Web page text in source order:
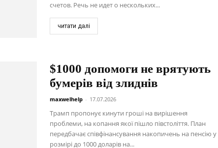
счетов. Речь не идет о нескольких...
читати далі
$1000 допомоги не врятують
бумерів від злиднів
maxwelhelp - 17.07.2026
Трамп пропонує кинути гроші на вирішення
проблеми, на копання якої пішло півстоліття. План
передбачає співфінансування накопичень на пенсію у
розмірі до 1000 доларів на...